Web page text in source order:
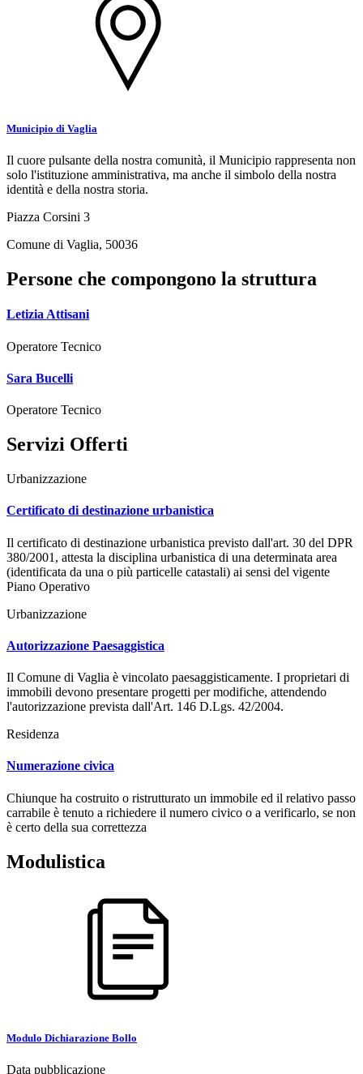
Municipio di Vaglia
Il cuore pulsante della nostra comunità, il Municipio rappresenta non
solo l'istituzione amministrativa, ma anche il simbolo della nostra
identità e della nostra storia.
Piazza Corsini 3
Comune di Vaglia, 50036
Persone che compongono la struttura
Letizia Attisani
Operatore Tecnico
Sara Bucelli
Operatore Tecnico
Servizi Offerti
Urbanizzazione
Certificato di destinazione urbanistica
Il certificato di destinazione urbanistica previsto dall'art. 30 del DPR
380/2001, attesta la disciplina urbanistica di una determinata area
(identificata da una o più particelle catastali) ai sensi del vigente
Piano Operativo
Urbanizzazione
Autorizzazione Paesaggistica
Il Comune di Vaglia è vincolato paesaggisticamente. I proprietari di
immobili devono presentare progetti per modifiche, attendendo
l'autorizzazione prevista dall'Art. 146 D.Lgs. 42/2004.
Residenza
Numerazione civica
Chiunque ha costruito o ristrutturato un immobile ed il relativo passo
carrabile è tenuto a richiedere il numero civico o a verificarlo, se non
è certo della sua correttezza
Modulistica
Modulo Dichiarazione Bollo
Data pubblicazione